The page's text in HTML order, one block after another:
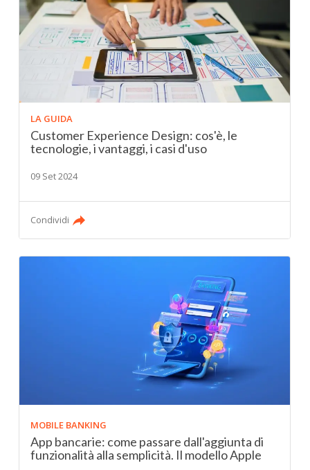
LA GUIDA
Customer Experience Design: cos'è, le
tecnologie, i vantaggi, i casi d'uso
09 Set 2024
Condividi
MOBILE BANKING
App bancarie: come passare dall'aggiunta di
funzionalità alla semplicità. Il modello Apple